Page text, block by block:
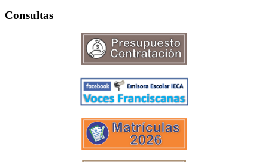
Consultas